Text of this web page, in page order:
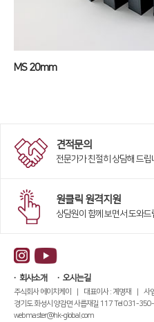
MS 20mm
견적문의
전문가가 친절히 상담해 드립
원클릭 원격지원
상담원이 함께 보면서 도와드
회사소개 오시는길
주식회사 에이치케이 | 대표이사 : 계명재 | 사
경기도 화성시 양감면 사릅재길 117 Tel 031-
webmaster@hk-global.com